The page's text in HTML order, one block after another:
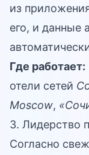
из
его, и данные
Где работает:
отели сетей
Moscow,
3. Лидерство
Согласно